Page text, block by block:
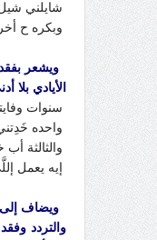
شايلني
وبكره ح
ويشعر
الأيادي بلا
سنوات
واحده
والثالثة أب
إيه يعمل
ويضاف إلى
والتردد